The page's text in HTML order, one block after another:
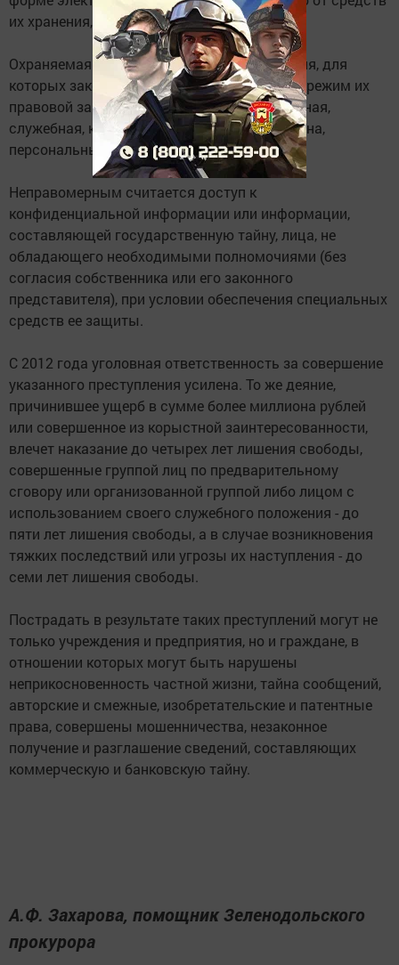
их хранения, обработки и передачи.
Охраняемая законом информация - сведения, для
которых законом установлен специальный режим их
правовой защиты (например, государственная,
служебная, коммерческая и банковская тайна,
персональные данные и т.д.).
Неправомерным считается доступ к
конфиденциальной информации или информации,
составляющей государственную тайну, лица, не
обладающего необходимыми полномочиями (без
согласия собственника или его законного
представителя), при условии обеспечения специальных
средств ее защиты.
С 2012 года уголовная ответственность за совершение
указанного преступления усилена. То же деяние,
причинившее ущерб в сумме более миллиона рублей
или совершенное из корыстной заинтересованности,
влечет наказание до четырех лет лишения свободы,
совершенные группой лиц по предварительному
сговору или организованной группой либо лицом с
использованием своего служебного положения - до
пяти лет лишения свободы, а в случае возникновения
тяжких последствий или угрозы их наступления - до
семи лет лишения свободы.
Пострадать в результате таких преступлений могут не
только учреждения и предприятия, но и граждане, в
отношении которых могут быть нарушены
неприкосновенность частной жизни, тайна сообщений,
авторские и смежные, изобретательские и патентные
права, совершены мошенничества, незаконное
получение и разглашение сведений, составляющих
коммерческую и банковскую тайну.
А.Ф. Захарова, помощник Зеленодольского
прокурора